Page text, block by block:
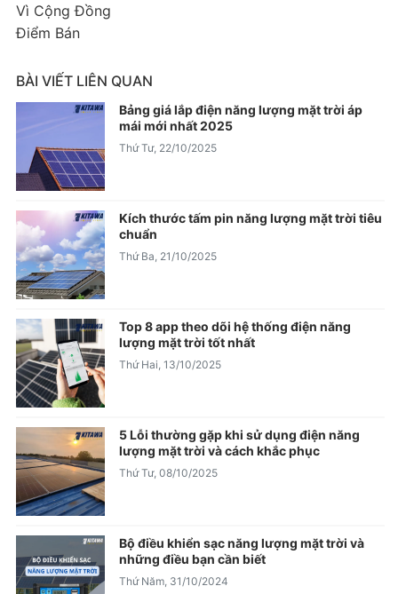
Vì Cộng Đồng
Điểm Bán
BÀI VIẾT LIÊN QUAN
Bảng giá lắp điện năng lượng mặt trời áp
mái mới nhất 2025
Thứ Tư, 22/10/2025
Kích thước tấm pin năng lượng mặt trời tiêu
chuẩn
Thứ Ba, 21/10/2025
Top 8 app theo dõi hệ thống điện năng
lượng mặt trời tốt nhất
Thứ Hai, 13/10/2025
5 Lỗi thường gặp khi sử dụng điện năng
lượng mặt trời và cách khắc phục
Thứ Tư, 08/10/2025
Bộ điều khiển sạc năng lượng mặt trời và
những điều bạn cần biết
Thứ Năm, 31/10/2024